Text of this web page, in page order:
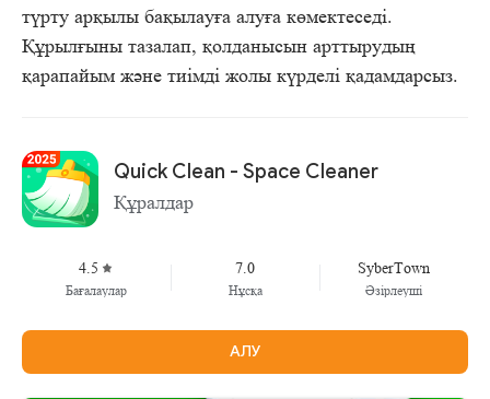
түрту арқылы бақылауға алуға көмектеседі.
Құрылғыны тазалап, қолданысын арттырудың
қарапайым және тиімді жолы күрделі қадамдарсыз.
Quick Clean - Space Cleaner
Құралдар
4.5
Бағалаулар
7.0
Нұсқа
SyberTown
Әзірлеуші
АЛУ